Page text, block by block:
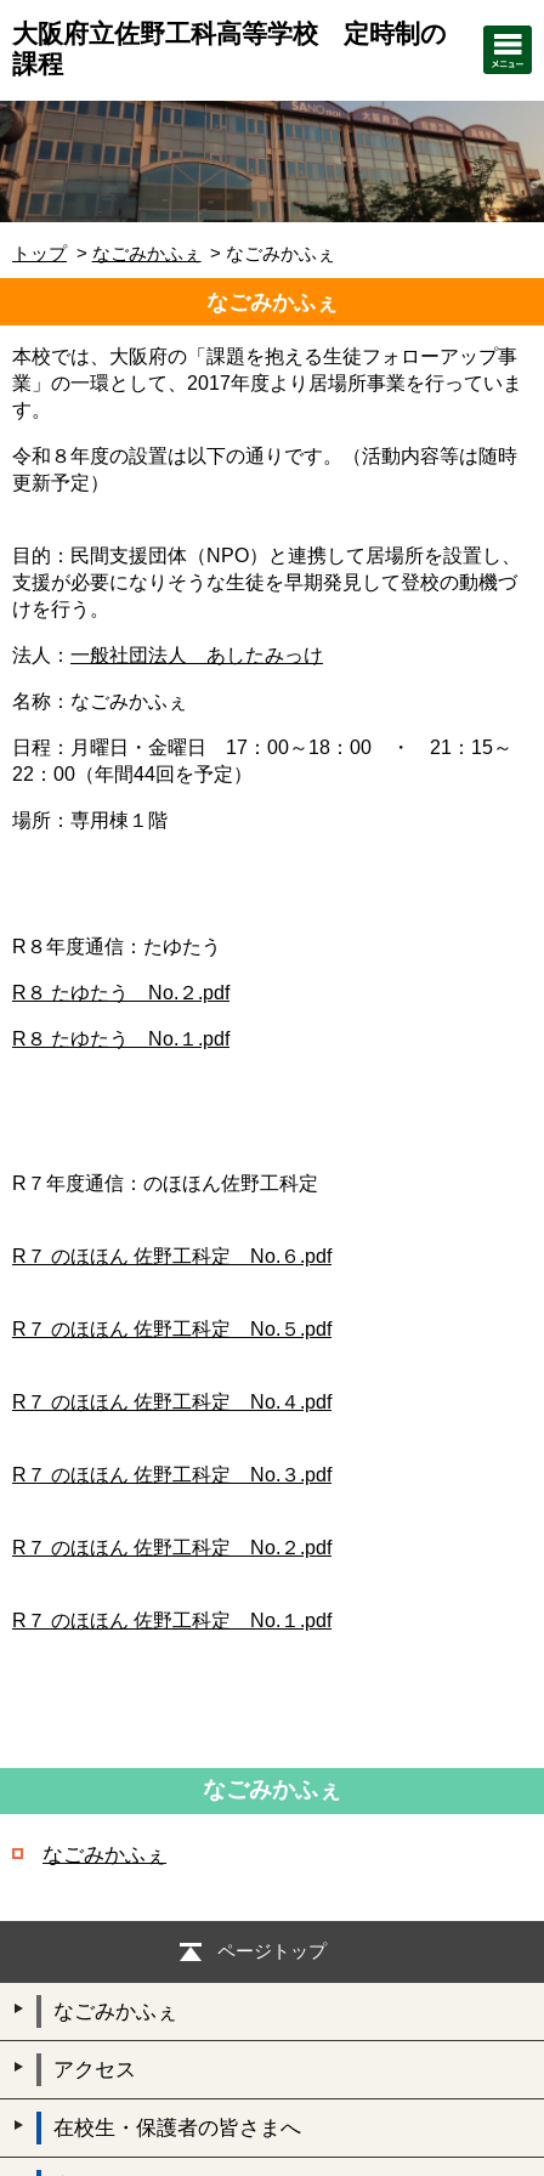
大阪府立佐野工科高等学校 定時制の
課程
トップ なごみかふぇ なごみかふぇ
なごみかふぇ
本校では、大阪府の「課題を抱える生徒フォローアップ事
業」の一環として、2017年度より居場所事業を行っていま
す。
令和８年度の設置は以下の通りです。（活動内容等は随時
更新予定）
目的：民間支援団体（NPO）と連携して居場所を設置し、
支援が必要になりそうな生徒を早期発見して登校の動機づ
けを行う。
法人： 一般社団法人 あしたみっけ
名称：なごみかふぇ
日程：月曜日・金曜日 17：00～18：00 ・ 21：15～
22：00（年間44回を予定）
場所：専用棟１階
R８年度通信：たゆたう
R８ たゆたう No.２.pdf
R８ たゆたう No.１.pdf
R７年度通信：のほほん佐野工科定
R７ のほほん 佐野工科定 No.６.pdf
R７ のほほん 佐野工科定 No.５.pdf
R７ のほほん 佐野工科定 No.４.pdf
R７ のほほん 佐野工科定 No.３.pdf
R７ のほほん 佐野工科定 No.２.pdf
R７ のほほん 佐野工科定 No.１.pdf
なごみかふぇ
なごみかふぇ
ページトップ
なごみかふぇ
アクセス
在校生・保護者の皆さまへ